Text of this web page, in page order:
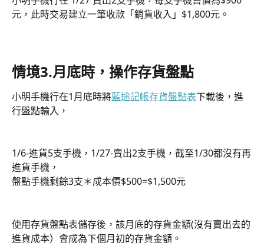
元，此時交易建立一筆收款「銷貨收入」$1,800元。
情境3.月底時，操作存貨盤點
小明手機行在1月底時將藍途記帳存貨盤點表下載後，進
行盤點輸入，
1/6-進貨5支手機，1/27-賣出2支手機，截至1/30都沒有再
進貨手機，
盤點手機剩餘3支＊成本價$500=$1,500元
使用存貨盤點表儲存後，該月底的存貨金額(沒有賣出去的
進貨成本）會成為下個月初的存貨金額。